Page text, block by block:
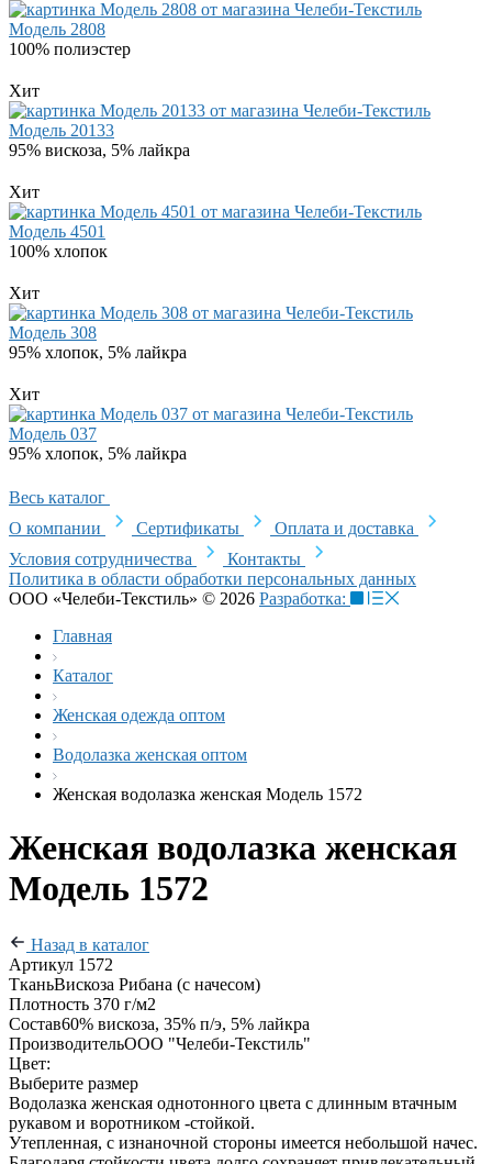
Модель 2808
100% полиэстер
Хит
Модель 20133
95% вискоза, 5% лайкра
Хит
Модель 4501
100% хлопок
Хит
Модель 308
95% хлопок, 5% лайкра
Хит
Модель 037
95% хлопок, 5% лайкра
Весь каталог
О компании
Сертификаты
Оплата и доставка
Условия сотрудничества
Контакты
Политика в области обработки персональных данных
ООО «Челеби-Текстиль» © 2026 Разработка:
Главная
Каталог
Женская одежда оптом
Водолазка женская оптом
Женская водолазка женская Модель 1572
Женская водолазка женская
Модель 1572
Назад в каталог
Артикул 1572
ТканьВискоза Рибана (с начесом)
Плотность 370 г/м2
Состав60% вискоза, 35% п/э, 5% лайкра
ПроизводительООО "Челеби-Текстиль"
Цвет:
Выберите размер
Водолазка женская однотонного цвета с длинным втачным
рукавом и воротником -стойкой.
Утепленная, с изнаночной стороны имеется небольшой начес.